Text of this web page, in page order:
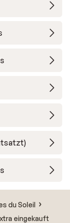
du Soleil
eingekauft